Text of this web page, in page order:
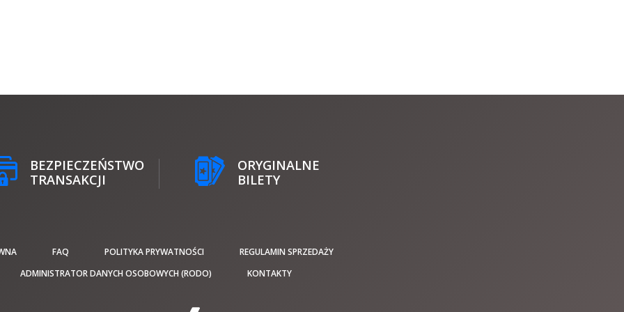
BEZPIECZEŃSTWO
TRANSAKCJI
ORYGINALNE
BILETY
FAQ POLITYKA PRYWATNOŚCI
REGULAMIN SPRZEDAŻY
ADMINISTRATOR DANYCH OSOBOWYCH (RODO)
KONTAKTY